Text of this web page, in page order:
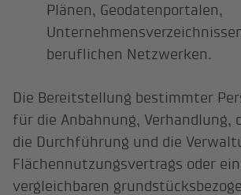
Plänen, Geodatenportalen,
beruflichen Netzwerken.
Die Bereitstellung bestimmter
für die Anbahnung, Verhandlung,
die Durchführung und die
Flächennutzungsvertrags oder
vergleichbaren